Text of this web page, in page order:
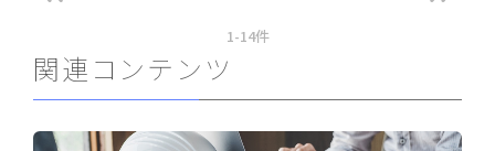
1-14件
関連コンテンツ